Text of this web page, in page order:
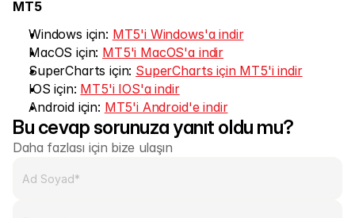
Şirket
Yönlendirici Brokerler
FAQ
Hakkımızda
Gizlilik Politikaları
Bize Ulaşın
MT5
Windows için: MT5'i Windows'a indir
MacOS için: MT5'i MacOS'a indir
SuperCharts için: SuperCharts için MT5'i indir
IOS için: MT5'i IOS'a indir
Android için: MT5'i Android'e indir
Bu cevap sorunuza yanıt oldu mu?
Daha fazlası için bize ulaşın